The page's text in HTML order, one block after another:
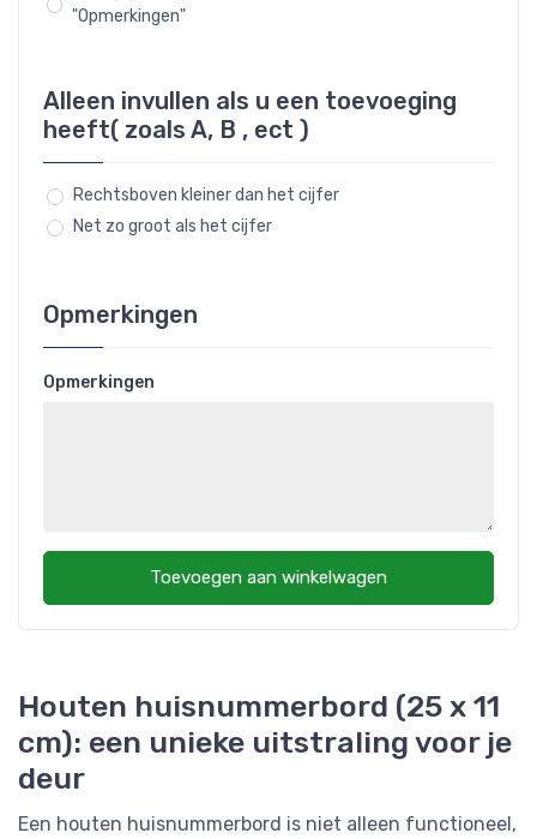
Houten huisnummerbord (25 x 11
cm): een unieke uitstraling voor je
deur
Een houten huisnummerbord is niet alleen functioneel,
"Opmerkingen"
Alleen invullen als u een toevoeging
heeft( zoals A, B , ect )
Rechtsboven kleiner dan het cijfer
Net zo groot als het cijfer
Opmerkingen
Opmerkingen
Toevoegen aan winkelwagen